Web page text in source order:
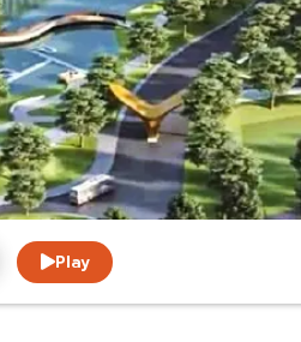
Play